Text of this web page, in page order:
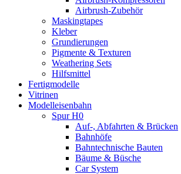
Airbrush-Zubehör
Maskingtapes
Kleber
Grundierungen
Pigmente & Texturen
Weathering Sets
Hilfsmittel
Fertigmodelle
Vitrinen
Modelleisenbahn
Spur H0
Auf-, Abfahrten & Brücken
Bahnhöfe
Bahntechnische Bauten
Bäume & Büsche
Car System